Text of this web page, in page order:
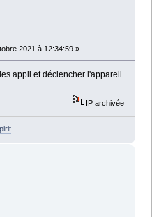
2021 à 12:34:59 »
appli et déclencher l'appareil
IP archivée
.